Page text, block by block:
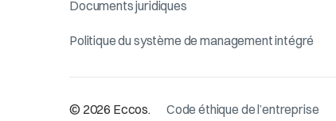
Documents juridiques
Politique du système de management intégré
© 2026 Eccos. Code éthique de l’entreprise